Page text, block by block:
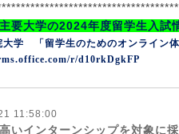
要大学の2024年度留学生入試
大学 「留学生のためのオンライン
r/d10rkDgkFP
11:58:00
いインターンシップを対象に